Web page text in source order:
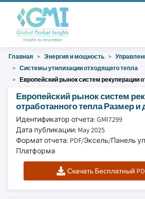
Главная Энергия и мощность
Системы утилизации отходящего тепла
Европейский рынок систем рекуперации
Европейский рынок систем
отработанного тепла Размер и
Идентификатор отчета: GMI7299
Дата публикации: May 2025
Формат отчета: PDF/Эксель/Панель
Платформа
Скачать Бесплатный